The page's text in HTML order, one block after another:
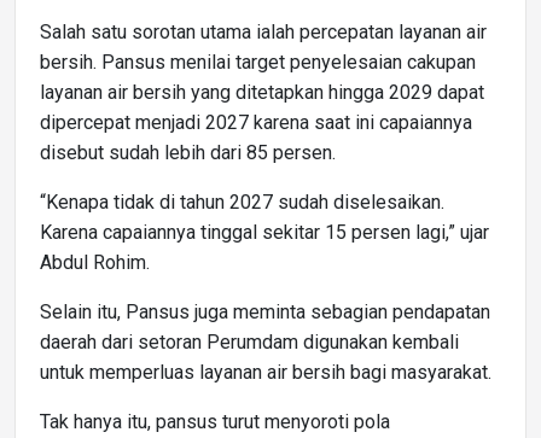
Salah satu sorotan utama ialah percepatan layanan air
bersih. Pansus menilai target penyelesaian cakupan
layanan air bersih yang ditetapkan hingga 2029 dapat
dipercepat menjadi 2027 karena saat ini capaiannya
disebut sudah lebih dari 85 persen.
“Kenapa tidak di tahun 2027 sudah diselesaikan.
Karena capaiannya tinggal sekitar 15 persen lagi,” ujar
Abdul Rohim.
Selain itu, Pansus juga meminta sebagian pendapatan
daerah dari setoran Perumdam digunakan kembali
untuk memperluas layanan air bersih bagi masyarakat.
Tak hanya itu, pansus turut menyoroti pola